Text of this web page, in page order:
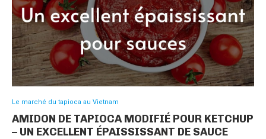
Le marché du tapioca au Vietnam
AMIDON DE TAPIOCA MODIFIÉ POUR KETCHUP
– UN EXCELLENT ÉPAISSISSANT DE SAUCE